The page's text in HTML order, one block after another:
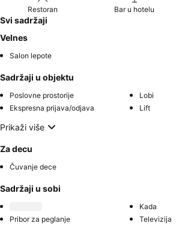
Restoran Bar u hotelu
Svi sadržaji
Velnes
Salon lepote
Sadržaji u objektu
Poslovne prostorije
Lobi
Ekspresna prijava/odjava
Lift
Prikaži više
Za decu
Čuvanje dece
Sadržaji u sobi
Kada
Pribor za peglanje
Televizija